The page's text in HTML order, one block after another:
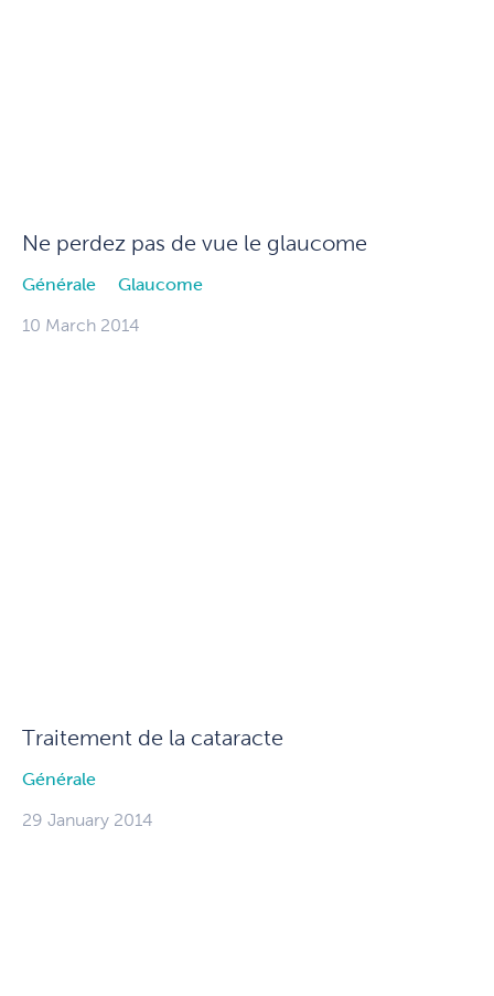
Ne perdez pas de vue le glaucome
Générale Glaucome
10 March 2014
Traitement de la cataracte
Générale
29 January 2014